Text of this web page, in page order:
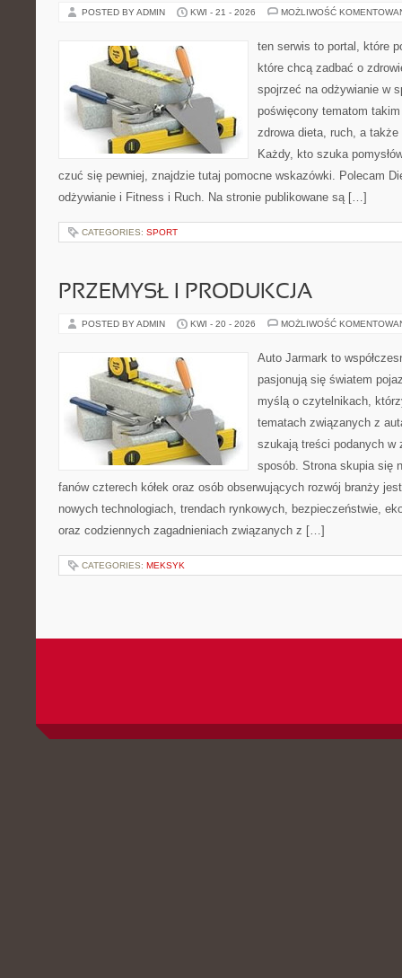
POSTED BY ADMIN KWI - 21 - 2026 MOŻLIWOŚĆ
ten serwis to portal, które
które chcą zadbać o
spojrzeć na odżywianie w
poświęcony tematom
zdrowa dieta, ruch, a
Każdy, kto szuka
czuć się pewniej, znajdzie tutaj pomocne wskazówki. Polecam
odżywianie i Fitness i Ruch. Na stronie publikowane są […]
CATEGORIES: SPORT
PRZEMYSŁ I PRODUKCJA
POSTED BY ADMIN KWI - 20 - 2026 MOŻLIWOŚĆ
Auto Jarmark to
pasjonują się światem
myślą o czytelnikach,
tematach związanych z
szukają treści podanych w
sposób. Strona skupia się
fanów czterech kółek oraz osób obserwujących rozwój branży
nowych technologiach, trendach rynkowych, bezpieczeństwie,
oraz codziennych zagadnieniach związanych z […]
CATEGORIES: MEKSYK